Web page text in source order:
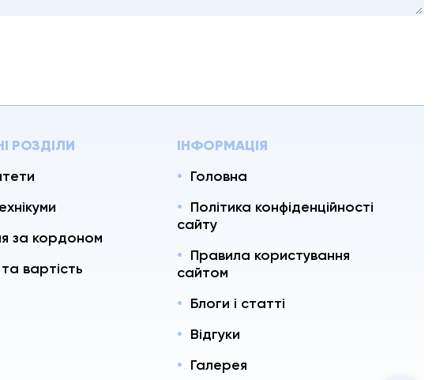
РОЗДІЛИ
за кордоном
вартість
ІНФОРМАЦІЯ
Головна
Політика конфіденційності
сайту
Правила користування
сайтом
Блоги і статті
Відгуки
Галерея